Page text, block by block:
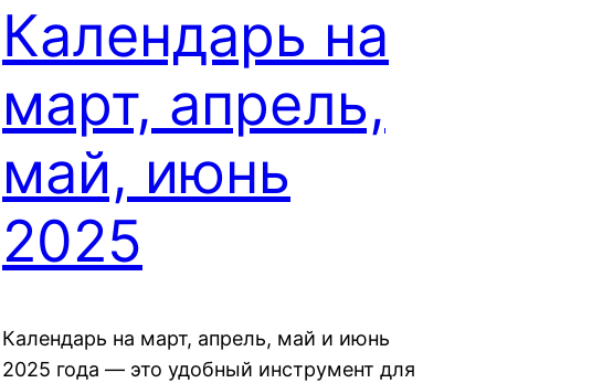
Календарь на
март, апрель,
май, июнь
2025
Календарь на март, апрель, май и июнь
2025 года — это удобный инструмент для